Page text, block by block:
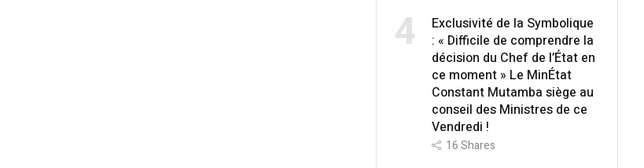
4
Exclusivité de la Symbolique
: « Difficile de comprendre la
décision du Chef de l’État en
ce moment » Le MinÉtat
Constant Mutamba siège au
conseil des Ministres de ce
Vendredi !
16Shares